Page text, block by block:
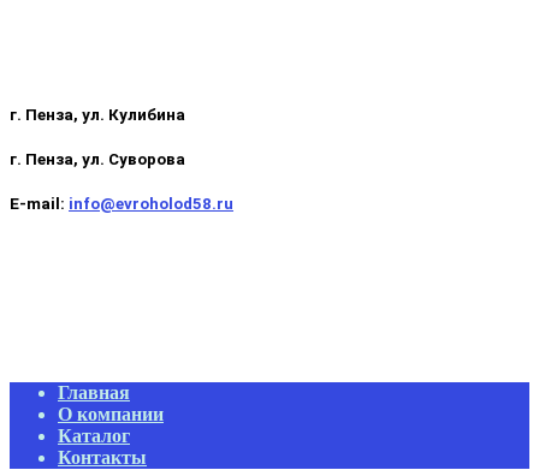
г. Пенза, ул. Кулибина
г. Пенза, ул. Суворова
E-mail: info@evroholod58.ru
Primary
Navigation
Menu
Главная
О компании
Каталог
Контакты